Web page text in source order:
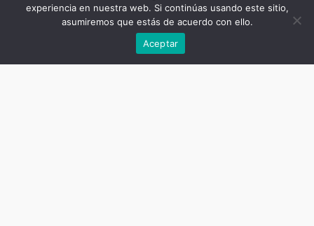
experiencia en nuestra web. Si continúas usando este sitio,
asumiremos que estás de acuerdo con ello.
Aceptar